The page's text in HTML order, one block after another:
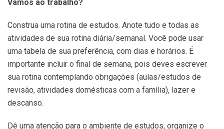
Vamos ao trabalho?
Construa uma rotina de estudos. Anote tudo e todas as
atividades de sua rotina diária/semanal. Você pode usar
uma tabela de sua preferência, com dias e horários. É
importante incluir o final de semana, pois deves escrever
sua rotina contemplando obrigações (aulas/estudos de
revisão, atividades domésticas com a família), lazer e
descanso.
Dê uma atenção para o ambiente de estudos, organize o